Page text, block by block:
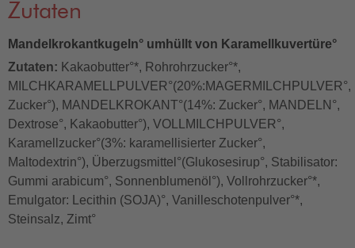
Zutaten
Mandelkrokantkugeln° umhüllt von Karamellkuvertüre°
Zutaten: Kakaobutter°*, Rohrohrzucker°*,
MILCHKARAMELLPULVER°(20%:MAGERMILCHPULVER°,
Zucker°), MANDELKROKANT°(14%: Zucker°, MANDELN°,
Dextrose°, Kakaobutter°), VOLLMILCHPULVER°,
Karamellzucker°(3%: karamellisierter Zucker°,
Maltodextrin°), Überzugsmittel°(Glukosesirup°, Stabilisator:
Gummi arabicum°, Sonnenblumenöl°), Vollrohrzucker°*,
Emulgator: Lecithin (SOJA)°, Vanilleschotenpulver°*,
Steinsalz, Zimt°